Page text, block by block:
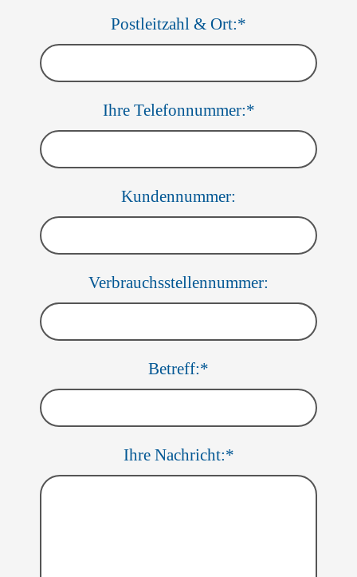
Postleitzahl & Ort:*
Ihre Telefonnummer:*
Kundennummer:
Verbrauchsstellennummer:
Betreff:*
Ihre Nachricht:*